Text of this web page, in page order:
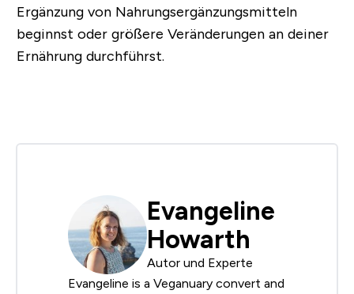
Ergänzung von Nahrungsergänzungsmitteln
beginnst oder größere Veränderungen an deiner
Ernährung durchführst.
Evangeline
Howarth
Autor und Experte
Evangeline is a Veganuary convert and